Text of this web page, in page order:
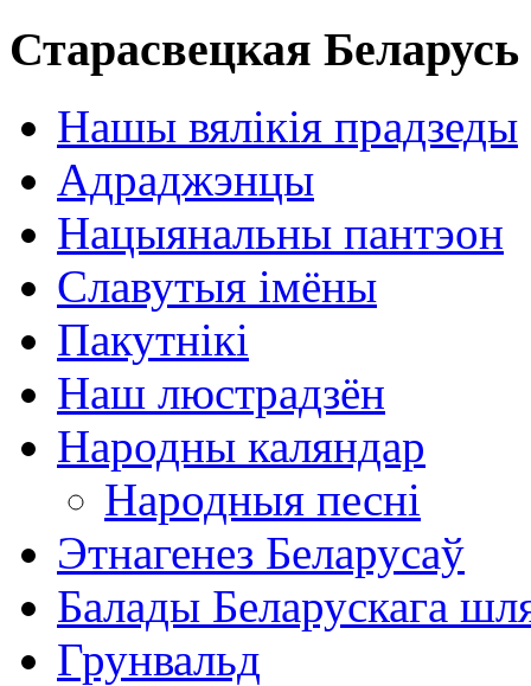
Старасвецкая Беларусь
Нашы вялікія прадзеды
Адраджэнцы
Нацыянальны пантэон
Славутыя імёны
Пакутнікі
Наш люстрадзён
Народны каляндар
Народныя песні
Этнагенез Беларусаў
Балады Беларускага
Грунвальд